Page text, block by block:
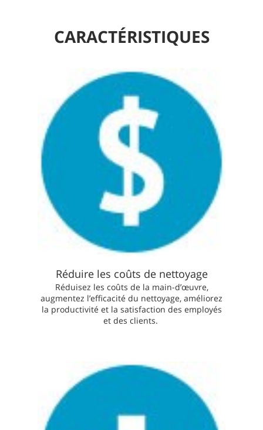
CARACTÉRISTIQUES
Réduire les coûts de nettoyage
Réduisez les coûts de la main-d’œuvre,
augmentez l’efficacité du nettoyage, améliorez
la productivité et la satisfaction des employés
et des clients.